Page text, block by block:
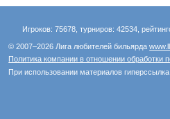
Игроков: 75678, турниров: 42534,
© 2007–2026 Лига любителей бильярда
Политика компании в отношении обработки
При использовании материалов гиперссылка